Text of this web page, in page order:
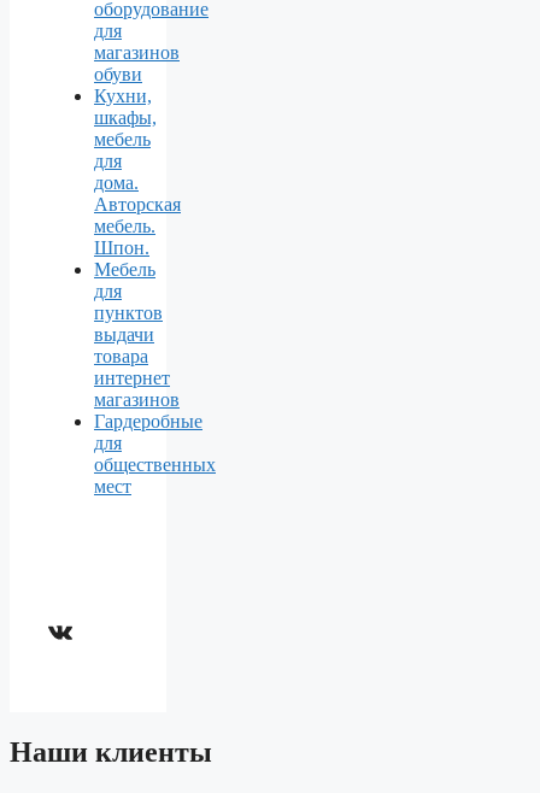
оборудование
для
магазинов
обуви
Кухни,
шкафы,
мебель
для
дома.
Авторская
мебель.
Шпон.
Мебель
для
пунктов
выдачи
товара
интернет
магазинов
Гардеробные
для
общественных
мест
ВКонтакте
Наши клиенты